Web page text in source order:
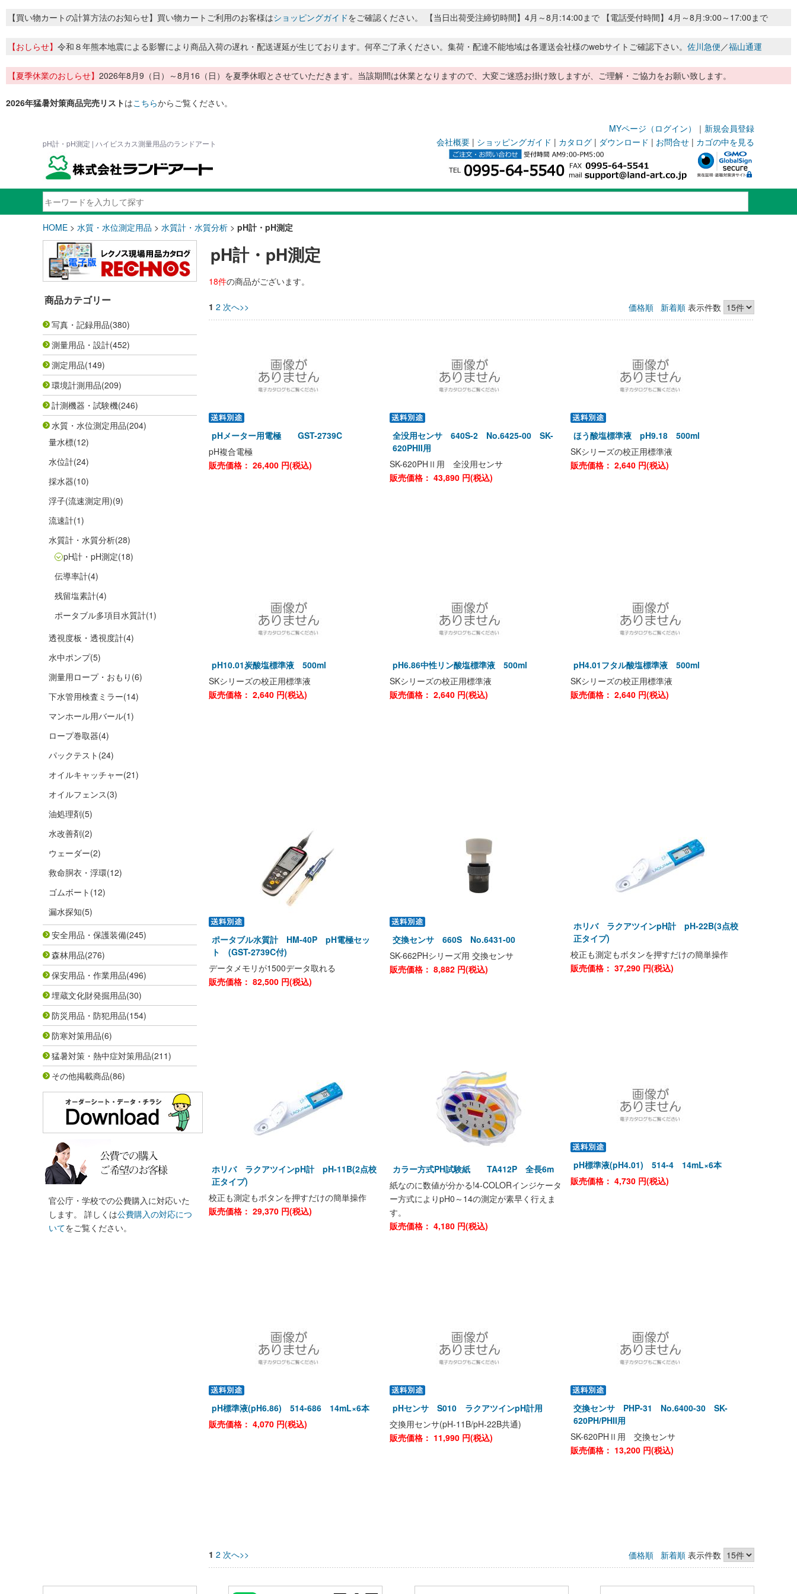
【買い物カートの計算方法のお知らせ】買い物カートご利用のお客様はショッピングガイドをご確認ください。 【当日出荷受注締切時間】4月～8月:14:00まで 【電話受付時間】4月～8月:9:00～17:00まで
【おしらせ】 令和８年熊本地震による影響により商品入荷の遅れ・配送遅延が生じております。何卒ご了承ください。集荷・配達不能地域は各運送会社様のwebサイトご確認下さい。 佐川急便／福山通運
【夏季休業のおしらせ】 2026年8月9（日）～8月16（日）を夏季休暇とさせていただきます。当該期間は休業となりますので、大変ご迷惑お掛け致しますが、ご理解・ご協力をお願い致します。
2026年猛暑対策商品完売リストはこちらからご覧ください。
MYページ（ログイン） ｜ 新規会員登録
pH計・pH測定 | ハイビスカス測量用品のランドアート 会社概要 | ショッピングガイド | カタログ | ダウンロード | お問合せ | カゴの中を見る
HOME > 水質・水位測定用品 > 水質計・水質分析 > pH計・pH測定
商品カテゴリー
写真・記録用品(380)
測量用品・設計(452)
測定用品(149)
環境計測用品(209)
計測機器・試験機(246)
水質・水位測定用品(204)
量水標(12)
水位計(24)
採水器(10)
浮子(流速測定用)(9)
流速計(1)
水質計・水質分析(28)
pH計・pH測定(18)
伝導率計(4)
残留塩素計(4)
ポータブル多項目水質計(1)
透視度板・透視度計(4)
水中ポンプ(5)
測量用ロープ・おもり (6)
下水管用検査ミラー(14)
マンホール用バール(1)
ロープ巻取器(4)
パックテスト (24)
オイルキャッチャー(21)
オイルフェンス(3)
油処理剤(5)
水改善剤(2)
ウェーダー(2)
救命胴衣・浮環(12)
ゴムボート (12)
漏水探知(5)
安全用品・保護装備(245)
森林用品(276)
保安用品・作業用品(496)
埋蔵文化財発掘用品(30)
防災用品・防犯用品(154)
防寒対策用品(6)
猛暑対策・熱中症対策用品(211)
その他掲載商品(86)
官公庁・学校での公費購入に対応いた
します。 詳しくは公費購入の対応につ
いてをご覧ください。
pH計・pH測定
18件の商品がございます。
価格順 新着順 表示件数
1 2 次へ>>
pHメーター用電極 GST-2739C
pH複合電極
販売価格： 26,400 円(税込)
全没用センサ 640S-2 No.6425-00 SK-
620PHII用
SK-620PHⅡ用 全没用センサ
販売価格： 43,890 円(税込)
ほう酸塩標準液 pH9.18 500ml
SKシリーズの校正用標準液
販売価格： 2,640 円(税込)
pH10.01炭酸塩標準液 500ml
SKシリーズの校正用標準液
販売価格： 2,640 円(税込)
pH6.86中性リン酸塩標準液 500ml
SKシリーズの校正用標準液
販売価格： 2,640 円(税込)
pH4.01フタル酸塩標準液 500ml
SKシリーズの校正用標準液
販売価格： 2,640 円(税込)
ポータブル水質計 HM-40P pH電極セッ
ト (GST-2739C付)
データメモリが1500データ取れる
販売価格： 82,500 円(税込)
交換センサ 660S No.6431-00
SK-662PHシリーズ用 交換センサ
販売価格： 8,882 円(税込)
ホリバ ラクアツインpH計 pH-22B(3点校
正タイプ)
校正も測定もボタンを押すだけの簡単操作
販売価格： 37,290 円(税込)
ホリバ ラクアツインpH計 pH-11B(2点校
正タイプ)
校正も測定もボタンを押すだけの簡単操作
販売価格： 29,370 円(税込)
カラー方式PH試験紙 TA412P 全長6m
紙なのに数値が分かる!4-COLORインジケータ
ー方式によりpH0～14の測定が素早く行えま
す。
販売価格： 4,180 円(税込)
pH標準液(pH4.01) 514-4 14mL×6本
販売価格： 4,730 円(税込)
pH標準液(pH6.86) 514-686 14mL×6本
販売価格： 4,070 円(税込)
pHセンサ S010 ラクアツインpH計用
交換用センサ(pH-11B/pH-22B共通)
販売価格： 11,990 円(税込)
交換センサ PHP-31 No.6400-30 SK-
620PH/PHII用
SK-620PHⅡ用 交換センサ
販売価格： 13,200 円(税込)
価格順 新着順 表示件数
1 2 次へ>>